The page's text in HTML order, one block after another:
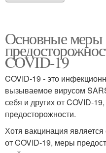
Основные меры
COVID-19
COVID-19 - это
вызываемое вирусом
себя и других от COVID-
предосторожности.
Хотя вакцинация
от COVID-19, меры